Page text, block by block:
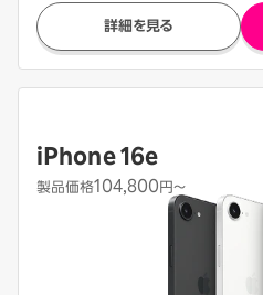
詳細を見る
iPhone 16e
製品価格104,800 円〜